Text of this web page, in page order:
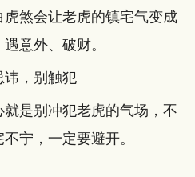
煞会让老虎的镇宅气变成
意外、破财。
讳，别触犯
是别冲犯老虎的气场，不
宁，一定要避开。